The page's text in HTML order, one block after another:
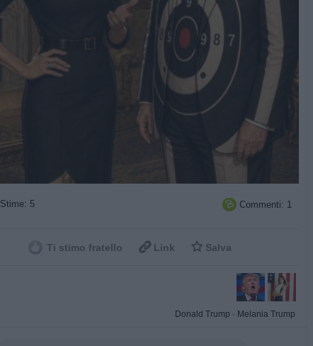
Stime: 5  Commenti: 1
Ti stimo fratello  Link  Salva
Donald Trump · Melania Trump